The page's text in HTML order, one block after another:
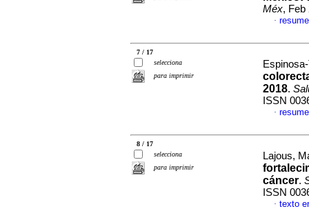
Méx, Feb
·
7 / 17
selecciona
para imprimir
2018.
ISSN
·
8 / 17
selecciona
para imprimir
Lajous,
cáncer.
ISSN
· texto